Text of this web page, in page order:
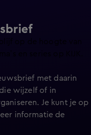
op de hoogte van
met daarin
wijzelf of in
Je kunt je op
informatie de